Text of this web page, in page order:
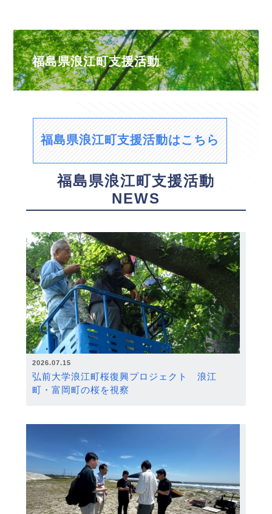
福島県浪江町支援活動
福島県浪江町支援活動はこちら
福島県浪江町支援活動
NEWS
2026.07.15
弘前大学浪江町桜復興プロジェクト 浪江
町・富岡町の桜を視察